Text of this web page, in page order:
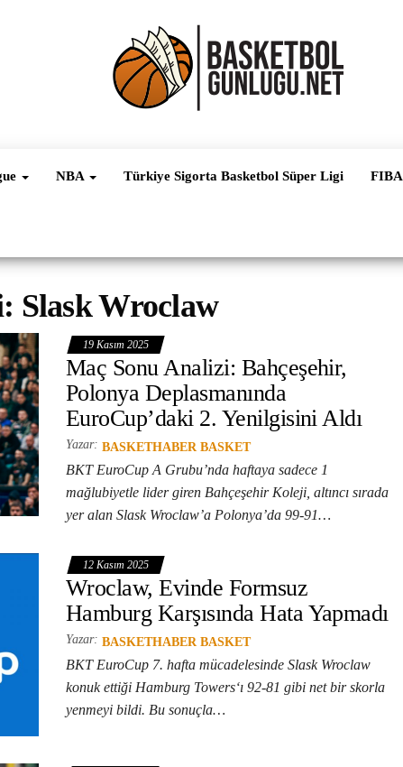
Haber
Süper Lig ve
Dünya
NBA Türkiye Sigorta Basketbol Süper Ligi FIBA
Slask Wroclaw
19 Kasım 2025
Maç Sonu Analizi: Bahçeşehir,
Polonya Deplasmanında
EuroCup’daki 2. Yenilgisini Aldı
Yazar: BASKETHABER BASKET
BKT EuroCup A Grubu’nda haftaya sadece 1
mağlubiyetle lider giren Bahçeşehir Koleji, altıncı sırada
yer alan Slask Wroclaw’a Polonya’da 99-91…
12 Kasım 2025
Wroclaw, Evinde Formsuz
Hamburg Karşısında Hata Yapmadı
Yazar: BASKETHABER BASKET
BKT EuroCup 7. hafta mücadelesinde Slask Wroclaw
konuk ettiği Hamburg Towers‘ı 92-81 gibi net bir skorla
yenmeyi bildi. Bu sonuçla…